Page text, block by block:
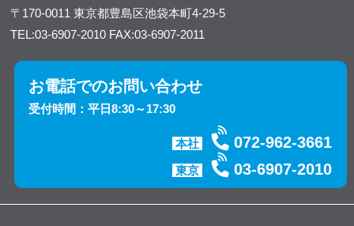
〒170-0011東京都豊島区池袋本町4-29-5
TEL:03-6907-2010 FAX:03-6907-2011
お電話でのお問い合わせ
受付時間：平日8:30～17:30
本社 072-962-3661
東京 03-6907-2010